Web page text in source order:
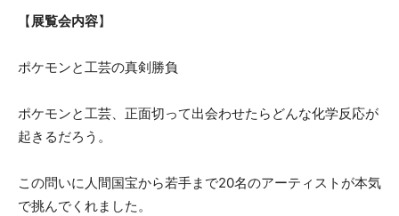
【展覧会内容】
ポケモンと工芸の真剣勝負
ポケモンと工芸、正面切って出会わせたらどんな化学反応が
起きるだろう。
この問いに人間国宝から若手まで20名のアーティストが本気
で挑んでくれました。